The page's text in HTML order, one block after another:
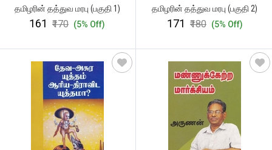
தமிழரின் தத்துவ மரபு (பகுதி 1)
₹161 ₹170 (5% Off)
தமிழரின் தத்துவ மரபு (பகுதி 2)
₹171 ₹180 (5% Off)